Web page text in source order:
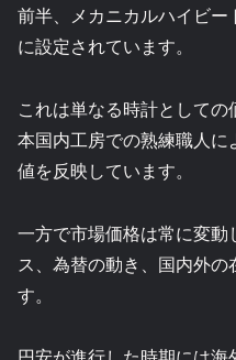
前半、メカニカルハイビ
に設定されています。
これは単なる時計として
本国内工房での熟練職人
値を反映しています。
一方で市場価格は常に変
ス、為替の動き、国内外
す。